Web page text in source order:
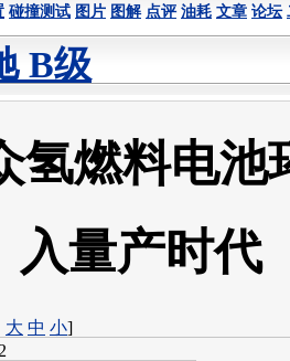
碰撞测试 图片 图解 点评 油耗 文章 论坛
B级
氢燃料电池
入量产时代
大 中 小]